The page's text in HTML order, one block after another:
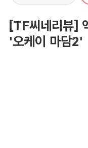
[TF씨네리뷰]
'오케이 마담2'